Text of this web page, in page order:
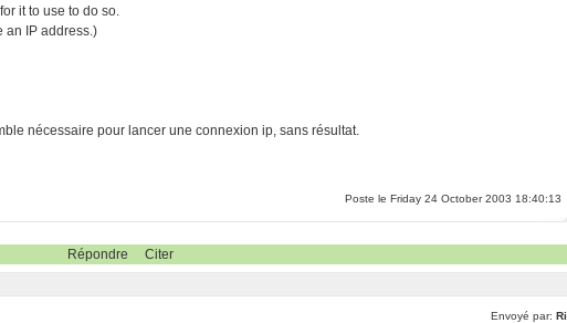
it to use to do so.
an IP address.)
nécessaire pour lancer une connexion ip, sans résultat.
Poste le Friday 24 October 2003 18:40:13
Répondre Citer
Envoyé par: